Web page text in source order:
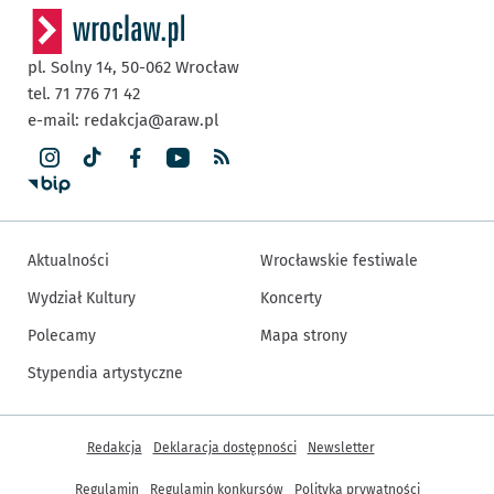
pl. Solny 14, 50-062 Wrocław
tel. 71 776 71 42
e-mail: redakcja@araw.pl
Aktualności
Wydział Kultury
Polecamy
Stypendia artystyczne
Wrocławskie festiwale
Koncerty
Mapa strony
Inne informacje
Redakcja Deklaracja dostępności Newsletter
Regulamin Regulamin konkursów Polityka prywatności